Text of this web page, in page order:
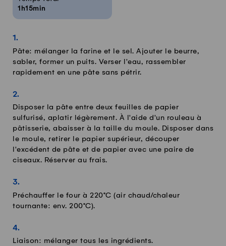
1h15min
Pâte: mélanger la farine et le sel. Ajouter le beurre,
sabler, former un puits. Verser l'eau, rassembler
rapidement en une pâte sans pétrir.
Disposer la pâte entre deux feuilles de papier
sulfurisé, aplatir légèrement. À l'aide d'un rouleau à
pâtisserie, abaisser à la taille du moule. Disposer dans
le moule, retirer le papier supérieur, découper
l'excédent de pâte et de papier avec une paire de
ciseaux. Réserver au frais.
Préchauffer le four à 220°C (air chaud/chaleur
tournante: env. 200°C).
Liaison: mélanger tous les ingrédients.